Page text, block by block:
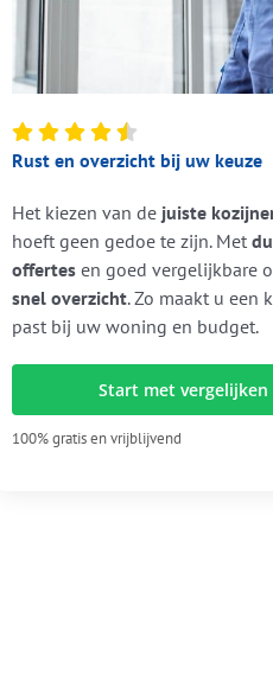
Rust en overzicht bij uw keuze
Het kiezen van de juiste
hoeft geen gedoe te zijn. Met
offertesen goed vergelijkbare
snel overzicht. Zo maakt u een
past bij uw woning en budget.
Start met vergelijken
100% gratis en vrijblijvend